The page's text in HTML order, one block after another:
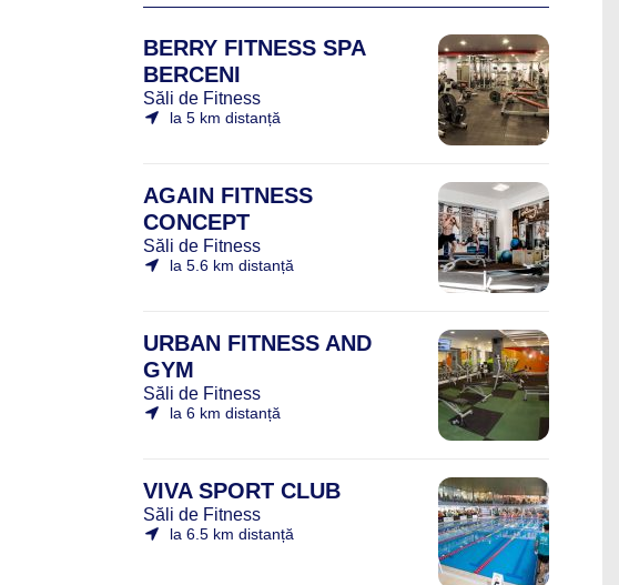
BERRY FITNESS SPA
BERCENI
Săli de Fitness
la 5 km distanță
AGAIN FITNESS
CONCEPT
Săli de Fitness
la 5.6 km distanță
URBAN FITNESS AND
GYM
Săli de Fitness
la 6 km distanță
VIVA SPORT CLUB
Săli de Fitness
la 6.5 km distanță